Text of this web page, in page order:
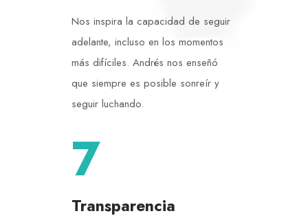
Nos inspira la capacidad de seguir
adelante, incluso en los momentos
más difíciles. Andrés nos enseñó
que siempre es posible sonreír y
seguir luchando.
7
Transparencia